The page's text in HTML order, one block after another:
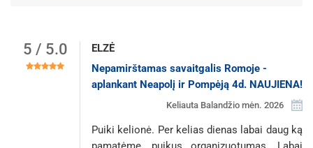
5 / 5.0
ELZĖ
Nepamirštamas savaitgalis Romoje -
aplankant Neapolį ir Pompėją 4d. NAUJIENA!
Keliauta Balandžio mėn. 2026
Puiki kelionė. Per kelias dienas labai daug ką